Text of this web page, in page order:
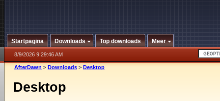
Startpagina Downloads Top downloads Meer
8/9/2026 9:29:46 AM
AfterDawn > Downloads > Desktop
Desktop